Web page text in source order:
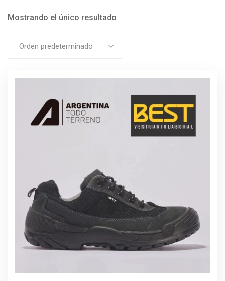
Mostrando el único resultado
Orden predeterminado